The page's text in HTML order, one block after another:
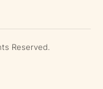
Reserved.